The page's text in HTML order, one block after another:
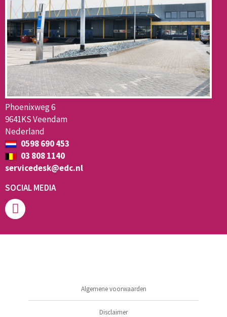
Phoenixweg 6
9641KS Veendam
Nederland
0598 690 453
03 808 1140
servicedesk@edc.nl
SOCIAL MEDIA
Algemene voorwaarden
Disclaimer